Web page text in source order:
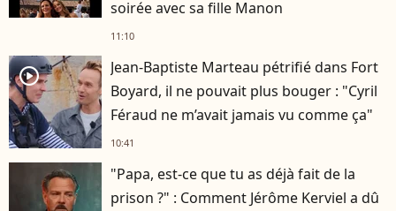
soirée avec sa fille Manon
11:10
player2
Jean-Baptiste Marteau pétrifié dans Fort
Boyard, il ne pouvait plus bouger : "Cyril
Féraud ne m’avait jamais vu comme ça"
10:41
"Papa, est-ce que tu as déjà fait de la
prison ?" : Comment Jérôme Kerviel a dû